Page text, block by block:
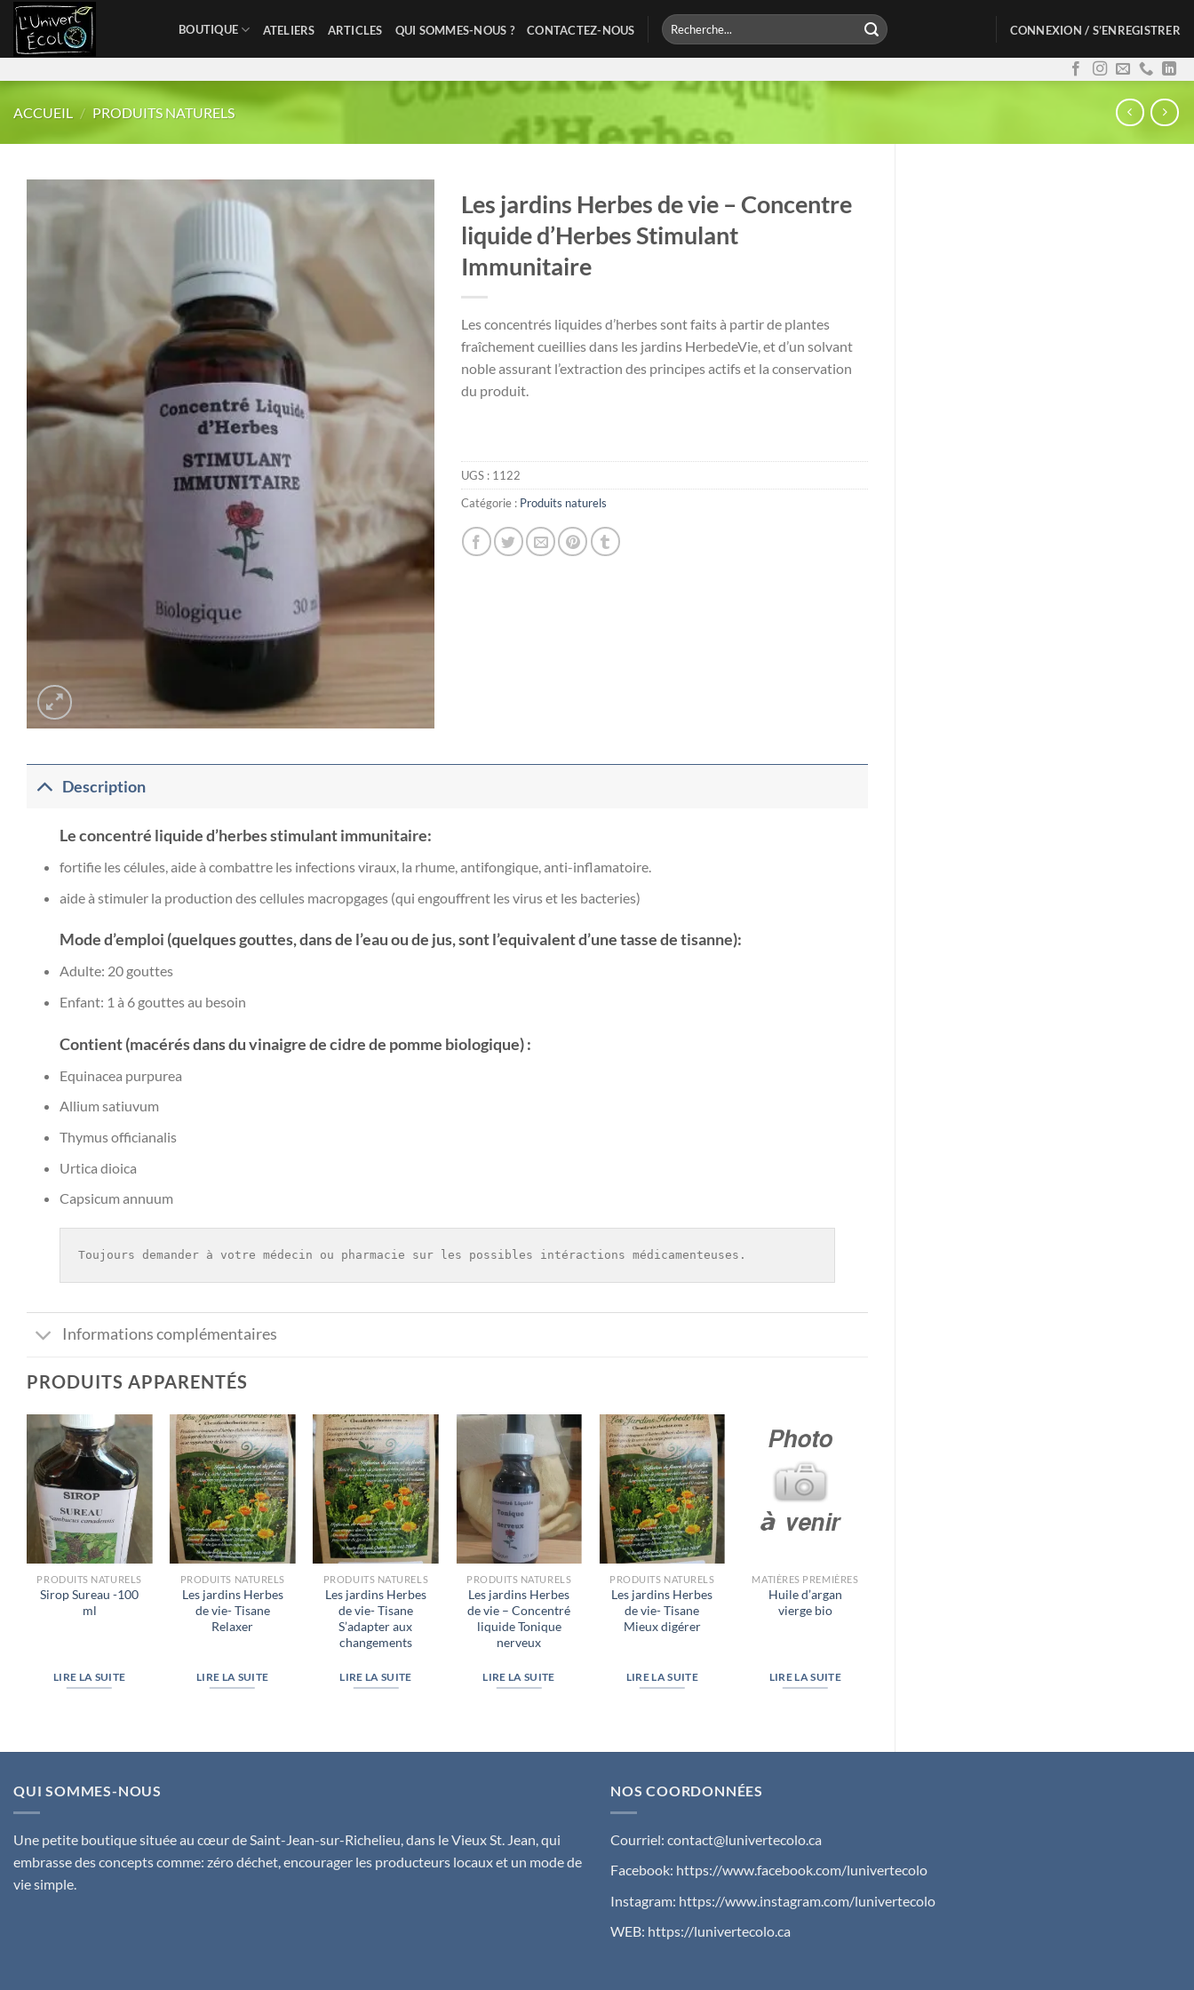
Skip
content
BOUTIQUE ATELIERS ARTICLES QUI SOMMES-NOUS ? CONTACTEZ-NOUS
Recherche
pour :
CONNEXION / S’ENREGISTRER
ACCUEIL / PRODUITS NATURELS
Les jardins Herbes de vie – Concentre
liquide d’Herbes Stimulant
Immunitaire
Les concentrés liquides d’herbes sont faits à partir de plantes
fraîchement cueillies dans les jardins HerbedeVie, et d’un solvant
noble assurant l’extraction des principes actifs et la conservation
du produit.
UGS : 1122
Catégorie : Produits naturels
Description
Le concentré liquide d’herbes stimulant immunitaire:
fortifie les célules, aide à combattre les infections viraux, la rhume, antifongique, anti-inflamatoire.
aide à stimuler la production des cellules macropgages (qui engouffrent les virus et les bacteries)
Mode d’emploi (quelques gouttes, dans de l’eau ou de jus, sont l’equivalent d’une tasse de tisanne):
Adulte: 20 gouttes
Enfant: 1 à 6 gouttes au besoin
Contient (macérés dans du vinaigre de cidre de pomme biologique) :
Equinacea purpurea
Allium satiuvum
Thymus officianalis
Urtica dioica
Capsicum annuum
Toujours demander à votre médecin ou pharmacie sur les possibles intéractions médicamenteuses.
Informations complémentaires
PRODUITS APPARENTÉS
PRODUITS NATURELS
Sirop Sureau -100
ml
LIRE LA SUITE
PRODUITS NATURELS
Les jardins Herbes
de vie- Tisane
Relaxer
LIRE LA SUITE
PRODUITS NATURELS
Les jardins Herbes
de vie- Tisane
S’adapter aux
changements
LIRE LA SUITE
PRODUITS NATURELS
Les jardins Herbes
de vie – Concentré
liquide Tonique
nerveux
LIRE LA SUITE
PRODUITS NATURELS
Les jardins Herbes
de vie- Tisane
Mieux digérer
LIRE LA SUITE
MATIÈRES PREMIÈRES
Huile d’argan
vierge bio
LIRE LA SUITE
QUI SOMMES-NOUS
Une petite boutique située au cœur de Saint-Jean-sur-Richelieu, dans le Vieux St. Jean, qui
embrasse des concepts comme: zéro déchet, encourager les producteurs locaux et un mode de
vie simple.
NOS COORDONNÉES
Courriel: contact@lunivertecolo.ca
Facebook: https://www.facebook.com/lunivertecolo
Instagram: https://www.instagram.com/lunivertecolo
WEB: https://lunivertecolo.ca